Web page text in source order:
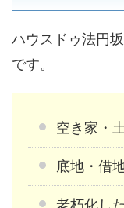
ハウスドゥ法円
です。
空き家・
底地・借
老朽化し